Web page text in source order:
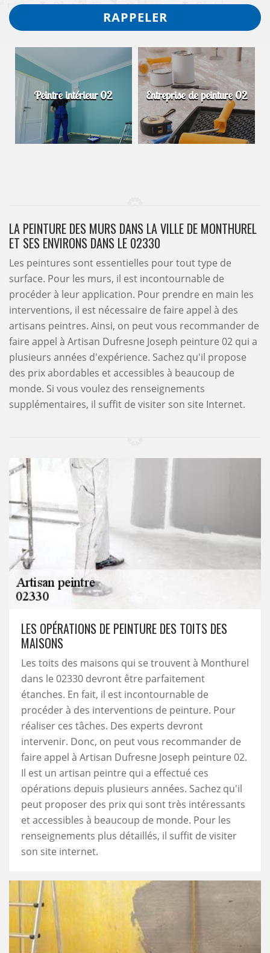
Peintre intérieur 02 Entreprise de peinture 02
LA PEINTURE DES MURS DANS LA VILLE DE MONTHUREL
ET SES ENVIRONS DANS LE 02330
Les peintures sont essentielles pour tout type de
surface. Pour les murs, il est incontournable de
procéder à leur application. Pour prendre en main les
interventions, il est nécessaire de faire appel à des
artisans peintres. Ainsi, on peut vous recommander de
faire appel à Artisan Dufresne Joseph peinture 02 qui a
plusieurs années d'expérience. Sachez qu'il propose
des prix abordables et accessibles à beaucoup de
monde. Si vous voulez des renseignements
supplémentaires, il suffit de visiter son site Internet.
LES OPÉRATIONS DE PEINTURE DES TOITS DES
MAISONS
Les toits des maisons qui se trouvent à Monthurel
dans le 02330 devront être parfaitement
étanches. En fait, il est incontournable de
procéder à des interventions de peinture. Pour
réaliser ces tâches. Des experts devront
intervenir. Donc, on peut vous recommander de
faire appel à Artisan Dufresne Joseph peinture 02.
Il est un artisan peintre qui a effectué ces
opérations depuis plusieurs années. Sachez qu'il
peut proposer des prix qui sont très intéressants
et accessibles à beaucoup de monde. Pour les
renseignements plus détaillés, il suffit de visiter
son site internet.